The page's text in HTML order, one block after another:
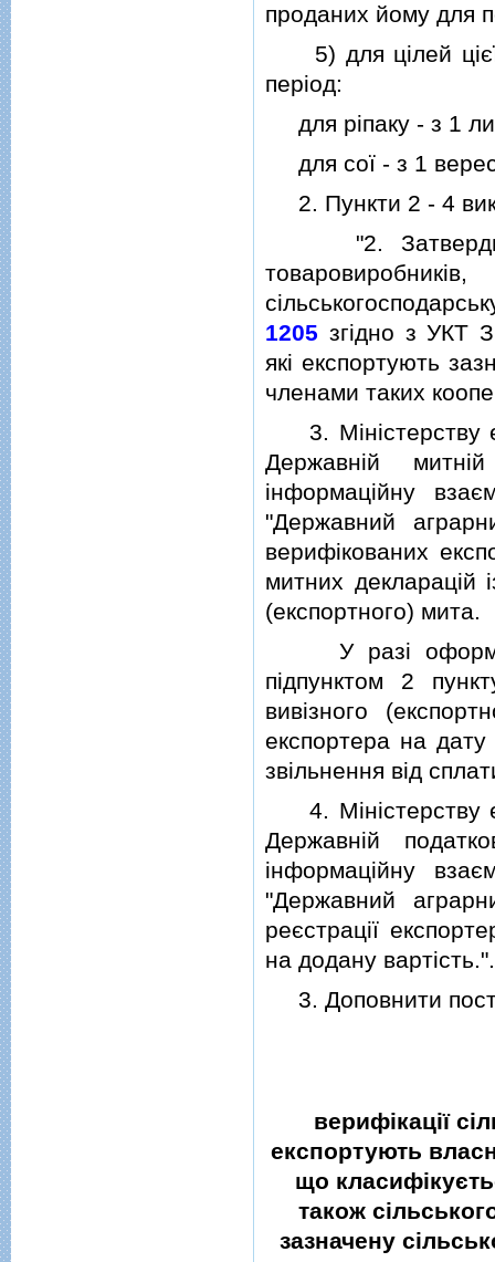
проданих йому для
5) для цiлей цiєї
перiод:
для рiпаку - з 1
для сої - з 1
2. Пункти 2 - 4
"2. Затвердити
1205 згiдно з УКТ
якi експортують
членами таких
3. Мiнiстерству
Державнiй
iнформацiйну
"Державний
верифiкованих
митних декларацiй
(експортного) мита.
У разi
пiдпунктом 2
вивiзного
експортера на
звiльнення вiд
4. Мiнiстерству
Державнiй
iнформацiйну
"Державний
реєстрацiї
на додану вартiсть.".
3. Доповнити
верифiкацiї
експортують
що
також
зазначену